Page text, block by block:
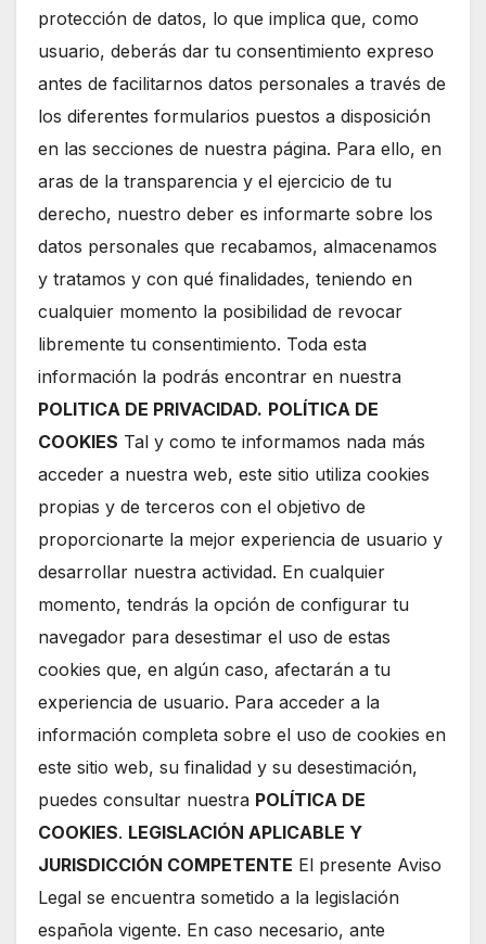
protección de datos, lo que implica que, como
usuario, deberás dar tu consentimiento expreso
antes de facilitarnos datos personales a través de
los diferentes formularios puestos a disposición
en las secciones de nuestra página. Para ello, en
aras de la transparencia y el ejercicio de tu
derecho, nuestro deber es informarte sobre los
datos personales que recabamos, almacenamos
y tratamos y con qué finalidades, teniendo en
cualquier momento la posibilidad de revocar
libremente tu consentimiento. Toda esta
información la podrás encontrar en nuestra
POLITICA DE PRIVACIDAD. POLÍTICA DE
COOKIES Tal y como te informamos nada más
acceder a nuestra web, este sitio utiliza cookies
propias y de terceros con el objetivo de
proporcionarte la mejor experiencia de usuario y
desarrollar nuestra actividad. En cualquier
momento, tendrás la opción de configurar tu
navegador para desestimar el uso de estas
cookies que, en algún caso, afectarán a tu
experiencia de usuario. Para acceder a la
información completa sobre el uso de cookies en
este sitio web, su finalidad y su desestimación,
puedes consultar nuestra POLÍTICA DE
COOKIES. LEGISLACIÓN APLICABLE Y
JURISDICCIÓN COMPETENTE El presente Aviso
Legal se encuentra sometido a la legislación
española vigente. En caso necesario, ante